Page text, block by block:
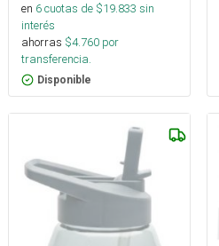
en 6cuotas de $19.833 sin
interés
ahorras $4.760 por
transferencia.
Disponible